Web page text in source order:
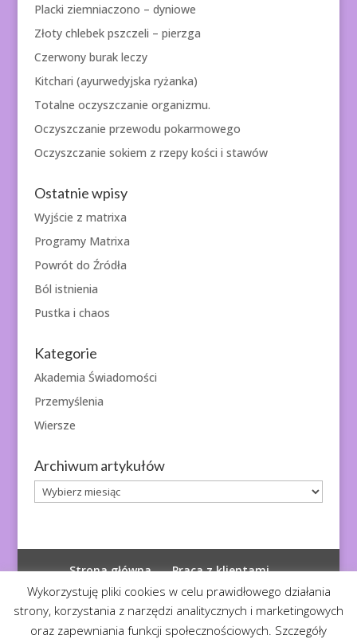
Placki ziemniaczono – dyniowe
Złoty chlebek pszczeli – pierzga
Czerwony burak leczy
Kitchari (ayurwedyjska ryżanka)
Totalne oczyszczanie organizmu.
Oczyszczanie przewodu pokarmowego
Oczyszczanie sokiem z rzepy kości i stawów
Ostatnie wpisy
Wyjście z matrixa
Programy Matrixa
Powrót do Źródła
Ból istnienia
Pustka i chaos
Kategorie
Akademia Świadomości
Przemyślenia
Wiersze
Archiwum artykułów
Archiwum
artykułów
Strona główna
Praca z klientami
Polityka prywatności
Wykorzystuję pliki cookies w celu prawidłowego działania
strony, korzystania z narzędzi analitycznych i marketingowych
oraz zapewniania funkcji społecznościowych. Szczegóły